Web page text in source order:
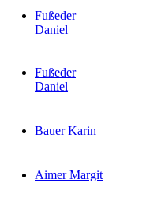
Fußeder
Daniel
Fußeder
Daniel
Bauer Karin
Aimer Margit